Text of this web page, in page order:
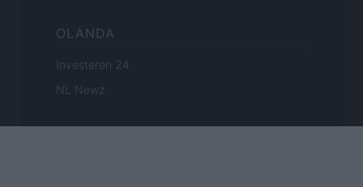
OLANDA
Investeren 24
NL Newz